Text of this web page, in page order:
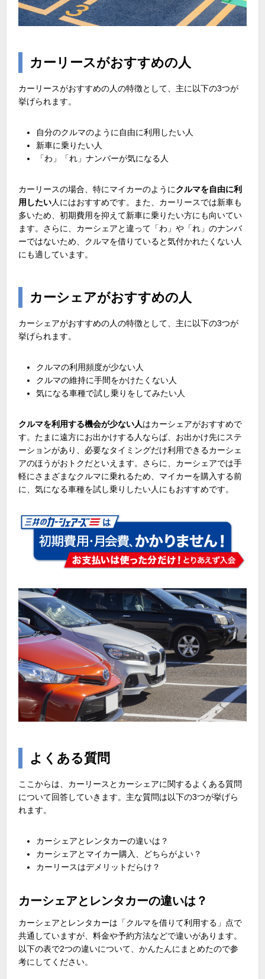
カーリースがおすすめの人
カーリースがおすすめの人の特徴として、主に以下の3つが
挙げられます。
自分のクルマのように自由に利用したい人
新車に乗りたい人
「わ」「れ」ナンバーが気になる人
カーリースの場合、特にマイカーのようにクルマを自由に利
用したい人にはおすすめです。また、カーリースでは新車も
多いため、初期費用を抑えて新車に乗りたい方にも向いてい
ます。さらに、カーシェアと違って「わ」や「れ」のナンバ
ーではないため、クルマを借りていると気付かれたくない人
にも適しています。
カーシェアがおすすめの人
カーシェアがおすすめの人の特徴として、主に以下の3つが
挙げられます。
クルマの利用頻度が少ない人
クルマの維持に手間をかけたくない人
気になる車種で試し乗りをしてみたい人
クルマを利用する機会が少ない人はカーシェアがおすすめで
す。たまに遠方にお出かけする人ならば、お出かけ先にステ
ーションがあり、必要なタイミングだけ利用できるカーシェ
アのほうがおトクだといえます。さらに、カーシェアでは手
軽にさまざまなクルマに乗れるため、マイカーを購入する前
に、気になる車種を試し乗りしたい人にもおすすめです。
よくある質問
ここからは、カーリースとカーシェアに関するよくある質問
について回答していきます。主な質問は以下の3つが挙げら
れます。
カーシェアとレンタカーの違いは？
カーシェアとマイカー購入、どちらがよい？
カーリースはデメリットだらけ？
カーシェアとレンタカーの違いは？
カーシェアとレンタカーは「クルマを借りて利用する」点で
共通していますが、料金や予約方法などで違いがあります。
以下の表で2つの違いについて、かんたんにまとめたので参
考にしてください。